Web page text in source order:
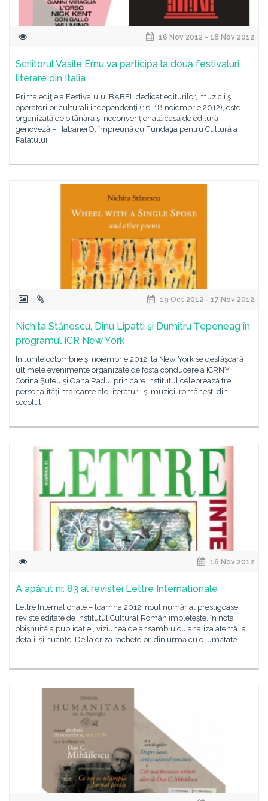
16 Nov 2012 - 18 Nov 2012
Scriitorul Vasile Ernu va participa la două festivaluri
literare din Italia
Prima ediţie a Festivalului BABEL dedicat editurilor, muzicii şi
operatorilor culturali independenţi (16-18 noiembrie 2012), este
organizată de o tânără şi neconvenţională casă de editură
genoveză – HabanerO, împreună cu Fundaţia pentru Cultură a
Palatului
19 Oct 2012 - 17 Nov 2012
Nichita Stănescu, Dinu Lipatti şi Dumitru Ţepeneag în
programul ICR New York
În lunile octombrie şi noiembrie 2012, la New York se desfăşoară
ultimele evenimente organizate de fosta conducere a ICRNY,
Corina Şuteu şi Oana Radu, prin care institutul celebrează trei
personalităţi marcante ale literaturii şi muzicii româneşti din
secolul
16 Nov 2012
A apărut nr. 83 al revistei Lettre Internationale
Lettre Internationale – toamna 2012, noul număr al prestigoasei
reviste editate de Institutul Cultural Român împletește, în nota
obișnuită a publicației, viziunea de ansamblu cu analiza atentă la
detalii și nuanțe. De la criza rachetelor, din urmă cu o jumătate